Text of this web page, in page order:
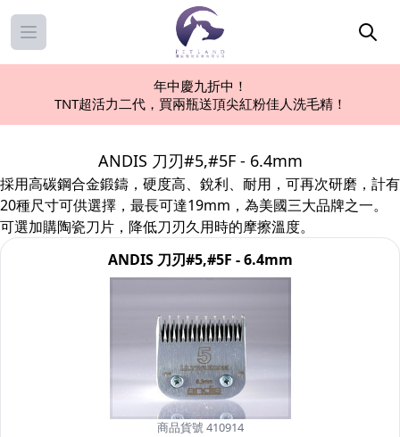
Open main menu
年中慶九折中！
TNT超活力二代，買兩瓶送頂尖紅粉佳人洗毛精！
ANDIS 刀刃#5,#5F - 6.4mm
採用高碳鋼合金鍛鑄，硬度高、銳利、耐用，可再次研磨，計有
20種尺寸可供選擇，最長可達19mm，為美國三大品牌之一。
可選加購陶瓷刀片，降低刀刃久用時的摩擦溫度。
ANDIS 刀刃#5,#5F - 6.4mm
商品貨號 410914